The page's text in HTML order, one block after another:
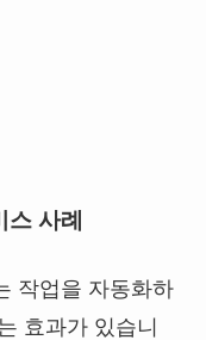
사례
작업을 자동화하
효과가 있습니